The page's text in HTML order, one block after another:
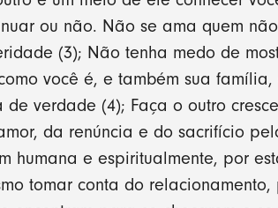
ou não. Não se ama quem
(3); Não tenha medo de
você é, e também sua
verdade (4); Faça o outro
da renúncia e do sacrifício
humana e espiritualmente, por
tomar conta do